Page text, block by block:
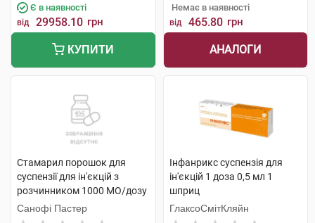
Є в наявності
від 29958.10 грн
КУПИТИ
Немає в наявності
від 465.80 грн
АНАЛОГИ
Стамарил порошок для
суспензії для ін'єкцій з
розчинником 1000 МО/дозу
1 флакон
Санофі Пастер
Інфанрикс суспензія для
ін'єкцій 1 доза 0,5 мл 1
шприц
ГлаксоСмітКляйн